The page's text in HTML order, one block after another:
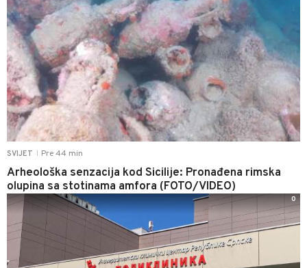
SVIJET Pre 44 min
Arheološka senzacija kod Sicilije: Pronađena rimska
olupina sa stotinama amfora (FOTO/VIDEO)
0